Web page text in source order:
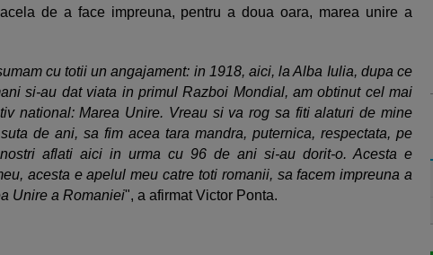
de a face impreuna, pentru a doua oara, marea unire a
cu totii un angajament: in 1918, aici, la Alba Iulia, dupa ce
si-au dat viata in primul Razboi Mondial, am obtinut cel mai
national: Marea Unire. Vreau si va rog sa fiti alaturi de mine
de ani, sa fim acea tara mandra, puternica, respectata, pe
aflati aici in urma cu 96 de ani si-au dorit-o. Acesta e
acesta e apelul meu catre toti romanii, sa facem impreuna a
Unire a Romaniei", a afirmat Victor Ponta.